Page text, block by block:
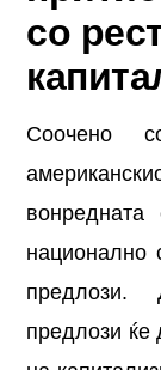
со
Соочено
вонредната
национално
предлози.
предлози ќе